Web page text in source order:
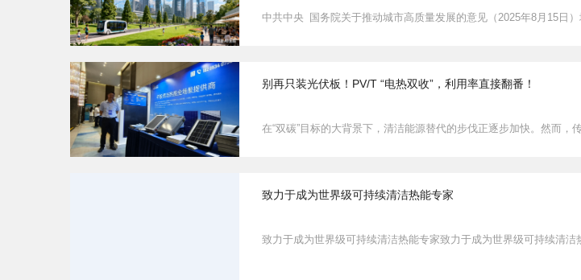
中共中央 国务院关于推动城市高质量发展的意见（2025年8月15日
别再只装光伏板！PV/T “电热双收”，利用率直接翻番！
在“双碳”目标的大背景下，清洁能源替代的步伐正逐步加快。然而，
致力于成为世界级可持续清洁热能专家
致力于成为世界级可持续清洁热能专家致力于成为世界级可持续清